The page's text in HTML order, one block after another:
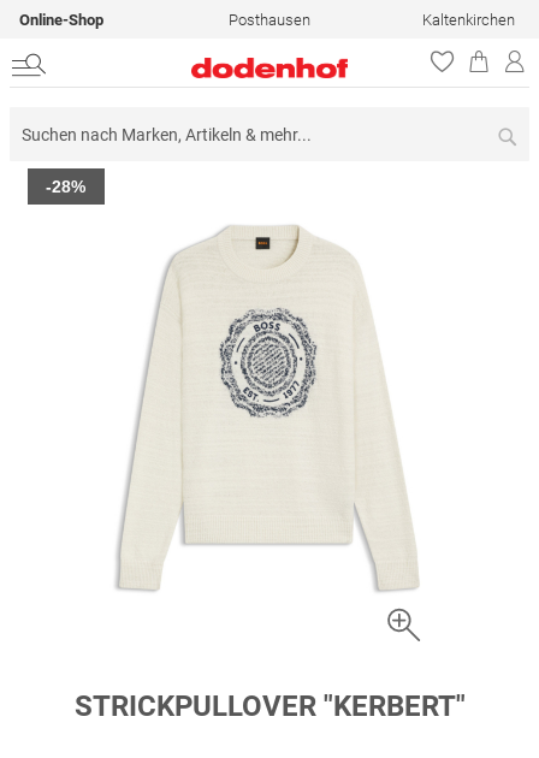
Online-Shop Posthausen Kaltenkirchen
Zum
Ende
-28%
AnfangSTRICKPULLOVER "KERBERT"